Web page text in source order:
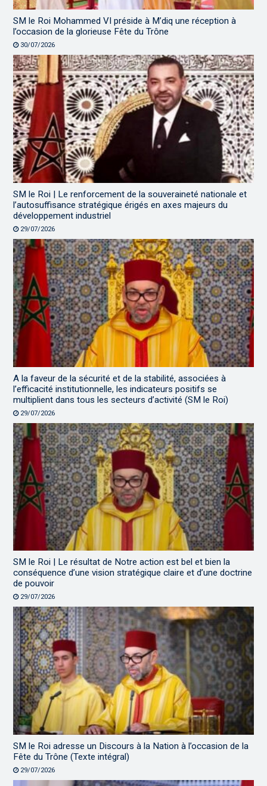
SM le Roi Mohammed VI préside à M’diq une réception à
l’occasion de la glorieuse Fête du Trône
30/07/2026
SM le Roi | Le renforcement de la souveraineté nationale et
l’autosuffisance stratégique érigés en axes majeurs du
développement industriel
29/07/2026
A la faveur de la sécurité et de la stabilité, associées à
l’efficacité institutionnelle, les indicateurs positifs se
multiplient dans tous les secteurs d’activité (SM le Roi)
29/07/2026
SM le Roi | Le résultat de Notre action est bel et bien la
conséquence d’une vision stratégique claire et d’une doctrine
de pouvoir
29/07/2026
SM le Roi adresse un Discours à la Nation à l’occasion de la
Fête du Trône (Texte intégral)
29/07/2026